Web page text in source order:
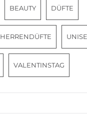
BEAUTY DÜFTE
HERRENDÜFTE
VALENTINSTAG